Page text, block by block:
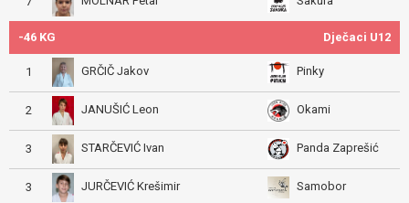
-46 KG Dječaci U12
1 GRČIČ Jakov Pinky
2 JANUŠIĆ Leon Okami
3 STARČEVIĆ Ivan Panda Zaprešić
3 JURČEVIĆ Krešimir Samobor